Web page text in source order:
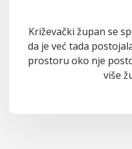
Križevački župan se
da je već tada
prostoru oko nje
više